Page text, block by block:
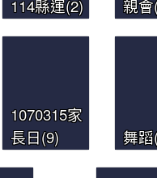
114縣運(2)
親
1070315家
長日(9)
舞